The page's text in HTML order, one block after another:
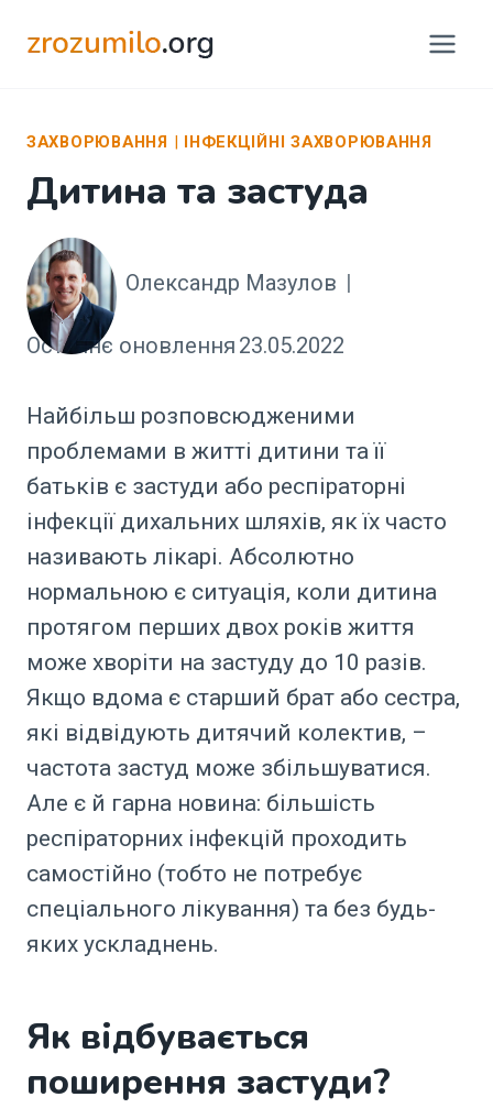
ЗАХВОРЮВАННЯ | ІНФЕКЦІЙНІ ЗАХВОРЮВАННЯ
Дитина та застуда
Олександр Мазулов
Останнє оновлення 23.05.2022
Найбільш розповсюдженими
проблемами в житті дитини та її
батьків є застуди або респіраторні
інфекції дихальних шляхів, як їх часто
називають лікарі. Абсолютно
нормальною є ситуація, коли дитина
протягом перших двох років життя
може хворіти на застуду до 10 разів.
Якщо вдома є старший брат або сестра,
які відвідують дитячий колектив, –
частота застуд може збільшуватися.
Але є й гарна новина: більшість
респіраторних інфекцій проходить
самостійно (тобто не потребує
спеціального лікування) та без будь-
яких ускладнень.
Як відбувається
поширення застуди?